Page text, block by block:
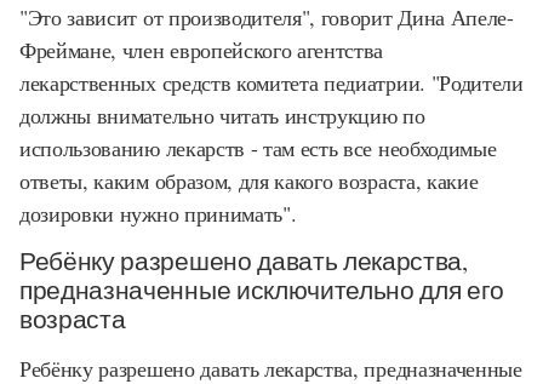
"Это зависит от производителя", говорит Дина Апеле-
Фреймане, член европейского агентства
лекарственных средств комитета педиатрии. "Родители
должны внимательно читать инструкцию по
использованию лекарств - там есть все необходимые
ответы, каким образом, для какого возраста, какие
дозировки нужно принимать".
Ребёнку разрешено давать лекарства,
предназначенные исключительно для его
возраста
Ребёнку разрешено давать лекарства, предназначенные